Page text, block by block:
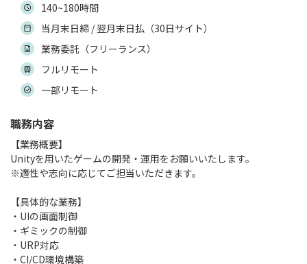
140~180時間
当月末日締 / 翌月末日払（30日サイト）
業務委託（フリーランス）
フルリモート
一部リモート
職務内容
【業務概要】
Unityを用いたゲームの開発・運用をお願いいたします。
※適性や志向に応じてご担当いただきます。
【具体的な業務】
・UIの画面制御
・ギミックの制御
・URP対応
・CI/CD環境構築